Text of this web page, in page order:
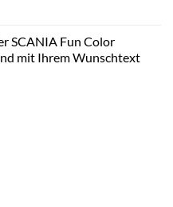
€
SCANIA Fun Color
mit Ihrem Wunschtext